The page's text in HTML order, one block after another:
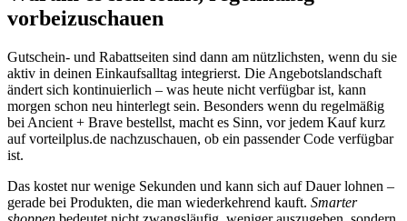
vorbeizuschauen
Gutschein- und Rabattseiten sind dann am nützlichsten, wenn du sie
aktiv in deinen Einkaufsalltag integrierst. Die Angebotslandschaft
ändert sich kontinuierlich – was heute nicht verfügbar ist, kann
morgen schon neu hinterlegt sein. Besonders wenn du regelmäßig
bei Ancient + Brave bestellst, macht es Sinn, vor jedem Kauf kurz
auf vorteilplus.de nachzuschauen, ob ein passender Code verfügbar
ist.
Das kostet nur wenige Sekunden und kann sich auf Dauer lohnen –
gerade bei Produkten, die man wiederkehrend kauft. Smarter